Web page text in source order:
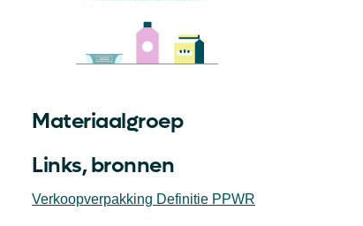
Materiaalgroep
Links, bronnen
Verkoopverpakking Definitie PPWR